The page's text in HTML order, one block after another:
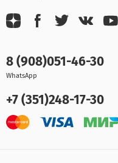
8 (908)051-46-30
WhatsApp
+7 (351)248-17-30